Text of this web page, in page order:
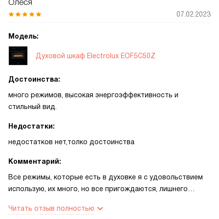
Олеся
07.02.2023
Модель:
Духовой шкаф Electrolux EOF5C50Z
Достоинства:
много режимов, высокая энергоэффективность и
стильный вид.
Недостатки:
недостатков нет,толко достоинства
Комментарий:
Все режимы, которые есть в духовке я с удовольствием
использую, их много, но все пригождаются, лишнего
подходят. Конвекция – когда несколько блюд
Читать отзыв полностью